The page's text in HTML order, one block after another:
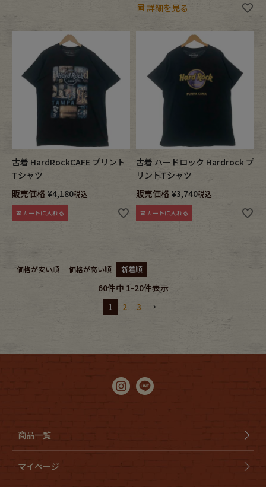
詳細を見る
古着 HardRockCAFE プリント
Tシャツ
販売価格 ¥4,180税込
カートに入れる
古着 ハードロック Hardrock プ
リントTシャツ
販売価格 ¥3,740税込
カートに入れる
価格が安い順 価格が高い順 新着順
60件中 1-20件表示
1
2 3
商品一覧
マイページ